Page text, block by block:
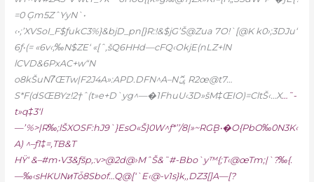
=0 Ģm5ZˆYyN`•
‹•;’XVSoI_F$ƒukC3%}&bjD_pn[}R:!&$jG’Š@Zua 7O!`[@K k0›;3DJu‘
6ƒ•(= «6v‹;‰N$ZE‘ «[ˆ‚šQ6HHd—cFQ‹OkjE(nLZ+lN
lCVD&6PxAC+w“N
o8kŠuN7̾ŒTw|F2J4A»:APD.DFN^A–Nޮݷ R2œ@t7…
S*F(dSŒBYz!2†ˆ(t»e+D`yg^—�1FhuU‹3D»šM‡ŒIO)=CltŠ‹…X…˜-
t»q‡3‘l
—’%>|R‰;lŠXOSF:hJ9`}EsO«Š}0W^ƒ*’’/8|»~RGܷB•�O{PbO‰0N3K‹
A) ^–ƒ1‡=‚TB&T
HŸ‘ &–#m•V3&ƒšp‚:v>@2d@›MˆŠ&˜#-Bbo`y™{;T‹@œTm;|`?‰{.
—‰‹sHKUNͷTȱ8Sbof…Q@[‘`E‹@-v1s}k‚,DZ3[]A—[?